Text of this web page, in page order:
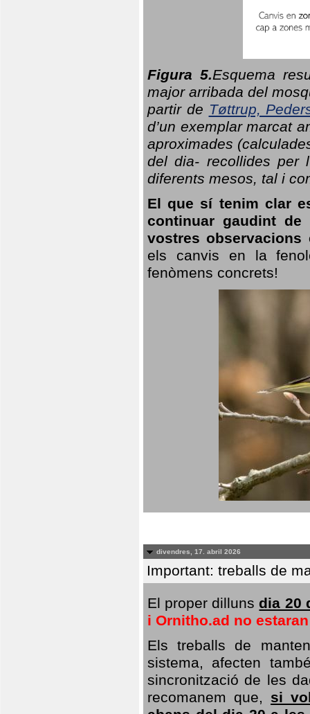
Figura 5.Esquema
major arribada del
partir de Tøttrup,
d’un exemplar marcat
aproximades
del dia- recollides per
diferents mesos, tal i
El que sí tenim clar
continuar gaudint
vostres
els canvis en la
fenòmens concrets!
divendres, 17. abril 2026
Important: treballs de
El proper dilluns dia 20
i Ornitho.ad no
Els treballs de
sistema, afecten
sincronització de les
recomanem que, si